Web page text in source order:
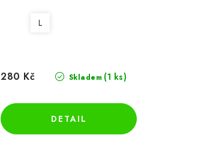
L
Skladem (1 ks)
280 Kč